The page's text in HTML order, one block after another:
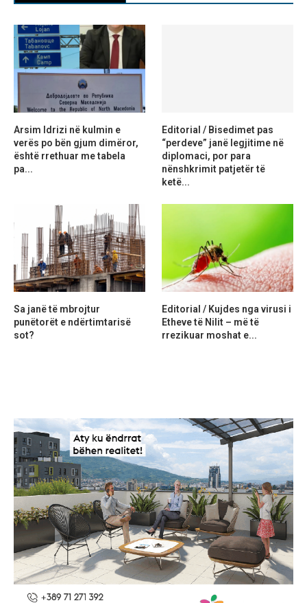
Arsim Idrizi në kulmin e
verës po bën gjum dimëror,
është rrethuar me tabela
pa...
Editorial / Bisedimet pas
“perdeve” janë legjitime në
diplomaci, por para
nënshkrimit patjetër të
ketë...
Sa janë të mbrojtur
punëtorët e ndërtimtarisë
sot?
Editorial / Kujdes nga virusi i
Etheve të Nilit – më të
rrezikuar moshat e...